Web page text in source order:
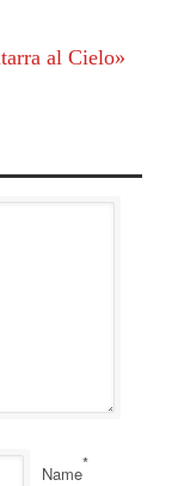
al Cielo»
Name*